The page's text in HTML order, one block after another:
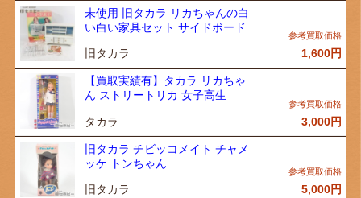
未使用 旧タカラ リカちゃんの白
い白い家具セット サイドボード
旧タカラ 1,600円
【買取実績有】タカラ リカちゃ
ん ストリートリカ 女子高生
タカラ 3,000円
旧タカラ チビッコメイト チャメ
ッケ トンちゃん
旧タカラ 5,000円